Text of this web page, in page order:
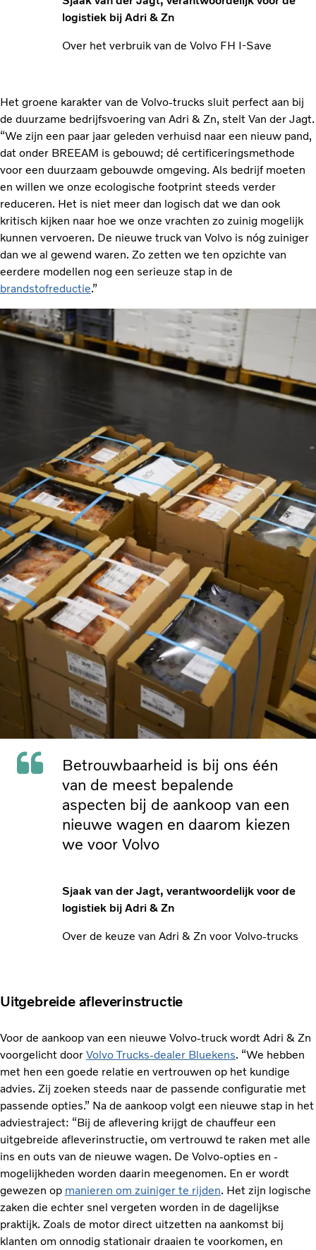
logistiek bij Adri & Zn
Over het verbruik van de Volvo FH I-Save
Het groene karakter van de Volvo-trucks sluit perfect aan bij
de duurzame bedrijfsvoering van Adri & Zn, stelt Van der Jagt.
“We zijn een paar jaar geleden verhuisd naar een nieuw pand,
dat onder BREEAM is gebouwd; dé certificeringsmethode
voor een duurzaam gebouwde omgeving. Als bedrijf moeten
en willen we onze ecologische footprint steeds verder
reduceren. Het is niet meer dan logisch dat we dan ook
kritisch kijken naar hoe we onze vrachten zo zuinig mogelijk
kunnen vervoeren. De nieuwe truck van Volvo is nóg zuiniger
dan we al gewend waren. Zo zetten we ten opzichte van
eerdere modellen nog een serieuze stap in de
brandstofreductie.”
Betrouwbaarheid is bij ons één
van de meest bepalende
aspecten bij de aankoop van een
nieuwe wagen en daarom kiezen
we voor Volvo
Sjaak van der Jagt, verantwoordelijk voor de
logistiek bij Adri & Zn
Over de keuze van Adri & Zn voor Volvo-trucks
Uitgebreide afleverinstructie
Voor de aankoop van een nieuwe Volvo-truck wordt Adri & Zn
voorgelicht door Volvo Trucks-dealer Bluekens. “We hebben
met hen een goede relatie en vertrouwen op het kundige
advies. Zij zoeken steeds naar de passende configuratie met
passende opties.” Na de aankoop volgt een nieuwe stap in het
adviestraject: “Bij de aflevering krijgt de chauffeur een
uitgebreide afleverinstructie, om vertrouwd te raken met alle
ins en outs van de nieuwe wagen. De Volvo-opties en -
mogelijkheden worden daarin meegenomen. En er wordt
gewezen op manieren om zuiniger te rijden. Het zijn logische
zaken die echter snel vergeten worden in de dagelijkse
praktijk. Zoals de motor direct uitzetten na aankomst bij
klanten om onnodig stationair draaien te voorkomen, en